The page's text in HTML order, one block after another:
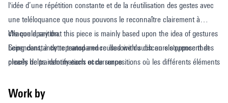
l'idée d’une répétition constante et de la réutilisation des gestes avec
une teléloquance que nous pouvons le reconnaître clairement à
chaque aparition.
Cependant, à cette transparence illusoire du discours s'opposent des
procès de transformations et de surpositions où les différents éléments
cause de leur coexistence dans un même espace. Nous pourrions dire
We could say that this piece is mainly based upon the idea of gestures
being constantly repeated and reused with such an eloquence that
clearly helps identify each occurrence.
this illusory transparency of the discourse, in which the different
Work by